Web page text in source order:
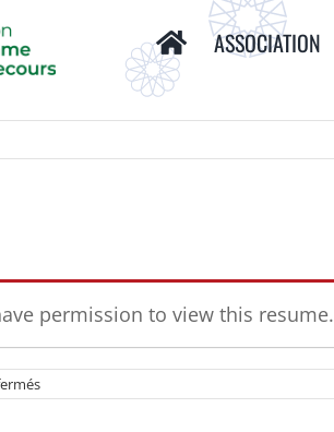
ASSOCIATION
permission to view this resume.
sur
Mailys